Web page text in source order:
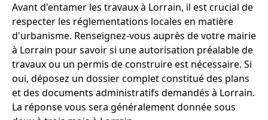
Avant d'entamer les travaux à Lorrain, il est crucial de
respecter les réglementations locales en matière
d'urbanisme. Renseignez-vous auprès de votre mairie
à Lorrain pour savoir si une autorisation préalable de
travaux ou un permis de construire est nécessaire. Si
oui, déposez un dossier complet constitué des plans
et des documents administratifs demandés à Lorrain.
La réponse vous sera généralement donnée sous